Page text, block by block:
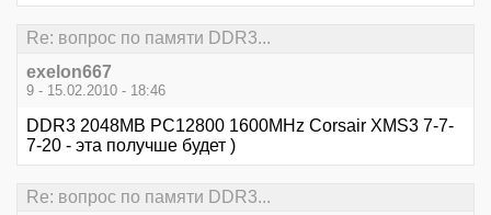
Re: вопрос по памяти DDR3...
exelon667
9 - 15.02.2010 - 18:46
DDR3 2048MB PC12800 1600MHz Corsair XMS3 7-7-
7-20 - эта получше будет )
Re: вопрос по памяти DDR3...